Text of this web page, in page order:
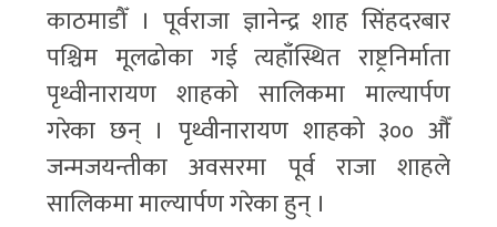
काठमाडौँ । पूर्वराजा ज्ञानेन्द्र शाह सिंहदरबार
पश्चिम मूलढोका गई त्यहाँस्थित राष्ट्रनिर्माता
पृथ्वीनारायण शाहको सालिकमा माल्यार्पण
गरेका छन् । पृथ्वीनारायण शाहको ३०० औँ
जन्मजयन्तीका अवसरमा पूर्व राजा शाहले
सालिकमा माल्यार्पण गरेका हुन् ।